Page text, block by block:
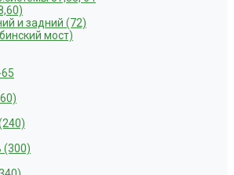
и задний (72)
мост)
(300)